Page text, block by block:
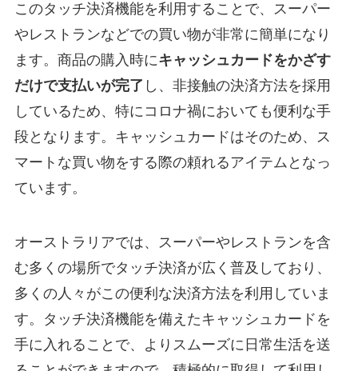
このタッチ決済機能を利用することで、スーパー
やレストランなどでの買い物が非常に簡単になり
ます。商品の購入時にキャッシュカードをかざす
だけで支払いが完了 し、非接触の決済方法を採用
しているため、特にコロナ禍においても便利な手
段となります。キャッシュカードはそのため、ス
マートな買い物をする際の頼れるアイテムとなっ
ています。
オーストラリアでは、スーパーやレストランを含
む多くの場所でタッチ決済が広く普及しており、
多くの人々がこの便利な決済方法を利用していま
す。タッチ決済機能を備えたキャッシュカードを
手に入れることで、よりスムーズに日常生活を送